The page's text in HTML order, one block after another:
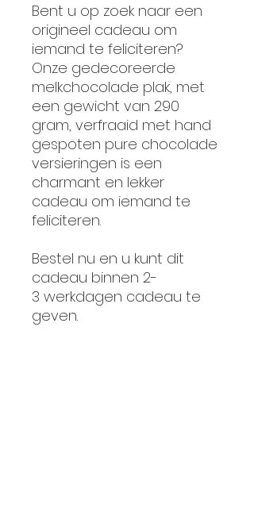
Bent u op zoek naar een
origineel cadeau om
iemand te feliciteren?
Onze gedecoreerde
melkchocolade plak, met
een gewicht van 290
gram, verfraaid met hand
gespoten pure chocolade
versieringen is een
charmant en lekker
cadeau om iemand te
feliciteren.
Bestel nu en u kunt dit
cadeau binnen 2-
3 werkdagen cadeau te
geven.